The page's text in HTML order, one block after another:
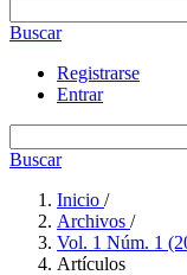
Buscar
Registrarse
Entrar
Buscar
Inicio /
Archivos /
Vol. 1 Núm. 1
Artículos